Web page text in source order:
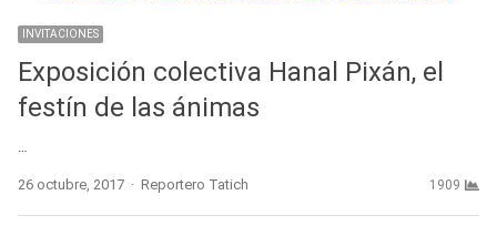
INVITACIONES
Exposición colectiva Hanal Pixán, el
festín de las ánimas
…
26 octubre, 2017 Author
Reportero Tatich 1909